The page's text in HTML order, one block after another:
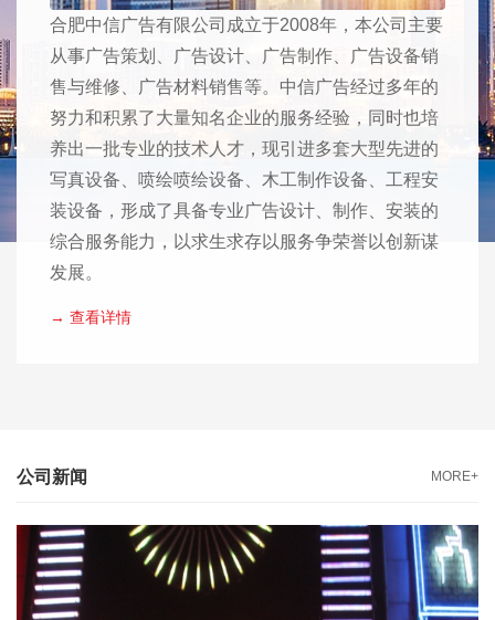
合肥中信广告有限公司成立于2008年，本公司主要
从事广告策划、广告设计、广告制作、广告设备销
售与维修、广告材料销售等。中信广告经过多年的
努力和积累了大量知名企业的服务经验，同时也培
养出一批专业的技术人才，现引进多套大型先进的
写真设备、喷绘喷绘设备、木工制作设备、工程安
装设备，形成了具备专业广告设计、制作、安装的
综合服务能力，以求生求存以服务争荣誉以创新谋
发展。
→ 查看详情
公司新闻 MORE+